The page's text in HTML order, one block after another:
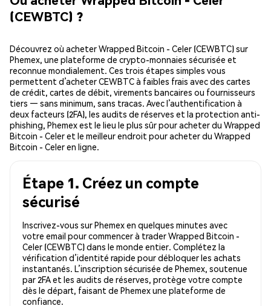
(CEWBTC) ?
Découvrez où acheter Wrapped Bitcoin - Celer (CEWBTC) sur
Phemex, une plateforme de crypto-monnaies sécurisée et
reconnue mondialement. Ces trois étapes simples vous
permettent d’acheter CEWBTC à faibles frais avec des cartes
de crédit, cartes de débit, virements bancaires ou fournisseurs
tiers — sans minimum, sans tracas. Avec l’authentification à
deux facteurs (2FA), les audits de réserves et la protection anti-
phishing, Phemex est le lieu le plus sûr pour acheter du Wrapped
Bitcoin - Celer et le meilleur endroit pour acheter du Wrapped
Bitcoin - Celer en ligne.
Étape 1. Créez un compte
sécurisé
Inscrivez-vous sur Phemex en quelques minutes avec
votre email pour commencer à trader Wrapped Bitcoin -
Celer (CEWBTC) dans le monde entier. Complétez la
vérification d’identité rapide pour débloquer les achats
instantanés. L’inscription sécurisée de Phemex, soutenue
par 2FA et les audits de réserves, protège votre compte
dès le départ, faisant de Phemex une plateforme de
confiance.